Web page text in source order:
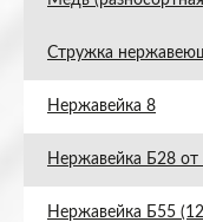
Стружка
Нержавейка 8
Нержавейка Б28 от
Нержавейка Б55